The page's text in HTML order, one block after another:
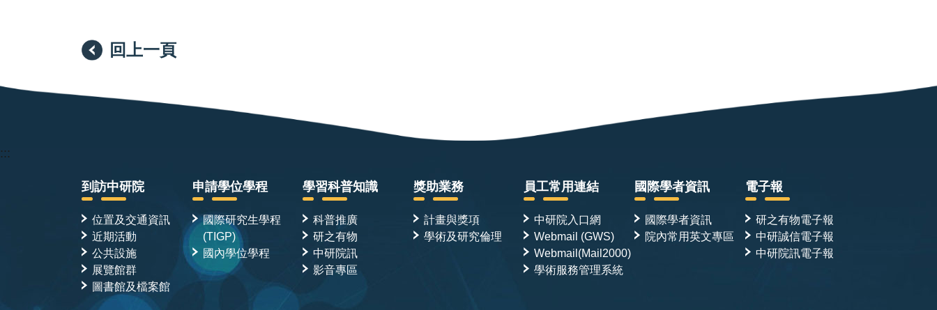
回上一頁
:::
到訪中研院
位置及交通資訊
近期活動
公共設施
展覽館群
圖書館及檔案館
申請學位學程
國際研究生學程
(TIGP)
國內學位學程
學習科普知識
科普推廣
研之有物
中研院訊
影音專區
獎助業務
計畫與獎項
學術及研究倫理
員工常用連結
中研院入口網
Webmail (GWS)
Webmail(Mail2000)
學術服務管理系統
國際學者資訊
國際學者資訊
院內常用英文專區
電子報
研之有物電子報
中研誠信電子報
中研院訊電子報